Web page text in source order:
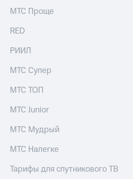
акций
выкупа
акций
Дивиденды
облигаций
Описание
Еврооблигации-2023
о
именных
МТС Проще
RED
РИИЛ
МТС Супер
МТС ТОП
МТС Junior
МТС Мудрый
МТС Налегке
Тарифы для спутникового ТВ